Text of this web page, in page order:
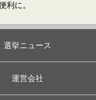
利に。
選挙ニュース
運営会社